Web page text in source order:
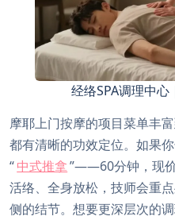
经络SPA调理中
摩耶上门按摩的项目菜单丰
都有清晰的功效定位。如果
“中式推拿”——60分钟，现
活络、全身放松，技师会重
侧的结节。想要更深层次的